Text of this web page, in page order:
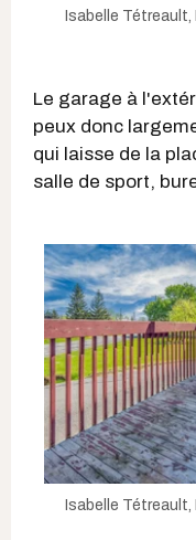
Isabelle
Le garage à
peux donc
qui laisse de la
salle de sport,
Isabelle